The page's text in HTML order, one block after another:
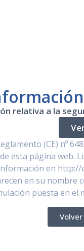
relativa a la
(CE) nº
esta página web.
en
en su nombre
puesta en el